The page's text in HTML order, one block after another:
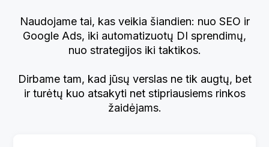
Naudojame tai, kas veikia šiandien: nuo SEO ir
Google Ads, iki automatizuotų DI sprendimų,
nuo strategijos iki taktikos.
Dirbame tam, kad jūsų verslas ne tik augtų, bet
ir turėtų kuo atsakyti net stipriausiems rinkos
žaidėjams.